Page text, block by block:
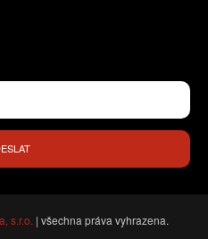
s.r.o. | všechna práva vyhrazena.